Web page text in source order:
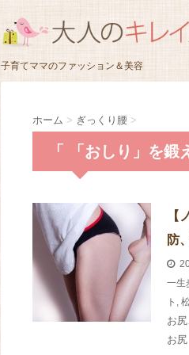
子育てママのファッション＆美容
ホーム > ぎっくり腰 >
「 「おしり」を
【
防
一生
ト ,
お
お